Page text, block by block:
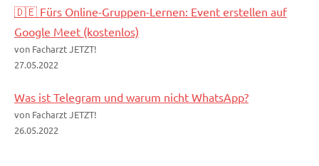
🇩🇪 Fürs Online-Gruppen-Lernen: Event erstellen auf
Google Meet (kostenlos)
von Facharzt JETZT!
27.05.2022
Was ist Telegram und warum nicht WhatsApp?
von Facharzt JETZT!
26.05.2022